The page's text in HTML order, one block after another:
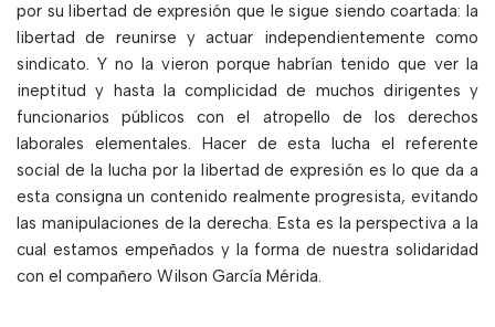
por su libertad de expresión que le sigue siendo coartada: la
libertad de reunirse y actuar independientemente como
sindicato. Y no la vieron porque habrían tenido que ver la
ineptitud y hasta la complicidad de muchos dirigentes y
funcionarios públicos con el atropello de los derechos
laborales elementales. Hacer de esta lucha el referente
social de la lucha por la libertad de expresión es lo que da a
esta consigna un contenido realmente progresista, evitando
las manipulaciones de la derecha. Esta es la perspectiva a la
cual estamos empeñados y la forma de nuestra solidaridad
con el compañero Wilson García Mérida.